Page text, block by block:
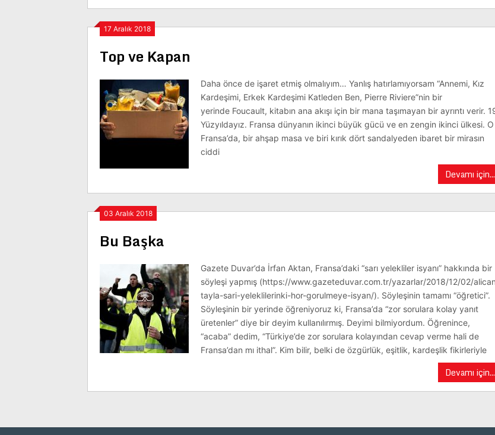
17 Aralık 2018
Top ve Kapan
Daha önce de işaret etmiş olmalıyım… Yanlış hatırlamıyorsam “Annemi, Kız
Kardeşimi, Erkek Kardeşimi Katleden Ben, Pierre Riviere”nin bir
yerinde Foucault, kitabın ana akışı için bir mana taşımayan bir ayrıntı verir.
Yüzyıldayız. Fransa dünyanın ikinci büyük gücü ve en zengin ikinci ülkesi. O
Fransa’da, bir ahşap masa ve biri kırık dört sandalyeden ibaret bir mirasın
ciddi
Devamı için...
03 Aralık 2018
Bu Başka
Gazete Duvar’da İrfan Aktan, Fransa’daki “sarı yelekliler isyanı” hakkında bir
söyleşi yapmış (https://www.gazeteduvar.com.tr/yazarlar/2018/12/02/
tayla-sari-yeleklilerinki-hor-gorulmeye-isyan/). Söyleşinin tamamı “öğretici”.
Söyleşinin bir yerinde öğreniyoruz ki, Fransa’da “zor sorulara kolay yanıt
üretenler” diye bir deyim kullanılırmış. Deyimi bilmiyordum. Öğrenince,
“acaba” dedim, “Türkiye’de zor sorulara kolayından cevap verme hali de
Fransa’dan mı ithal”. Kim bilir, belki de özgürlük, eşitlik, kardeşlik fikirleriyle
Devamı için...